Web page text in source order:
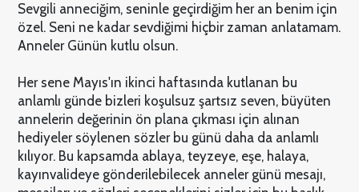
Sevgili anneciğim, seninle geçirdiğim her an benim için
özel. Seni ne kadar sevdiğimi hiçbir zaman anlatamam.
Anneler Günün kutlu olsun.
Her sene Mayıs'ın ikinci haftasında kutlanan bu
anlamlı günde bizleri koşulsuz şartsız seven, büyüten
annelerin değerinin ön plana çıkması için alınan
hediyeler söylenen sözler bu günü daha da anlamlı
kılıyor. Bu kapsamda ablaya, teyzeye, eşe, halaya,
kayınvalideye gönderilebilecek anneler günü mesajı,